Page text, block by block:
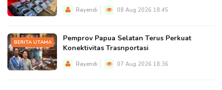
Rayendi 08 Aug 2026 18:45
BERITA UTAMA
Pemprov Papua Selatan Terus Perkuat
Konektivitas Trasnportasi
Rayendi 07 Aug 2026 18:36